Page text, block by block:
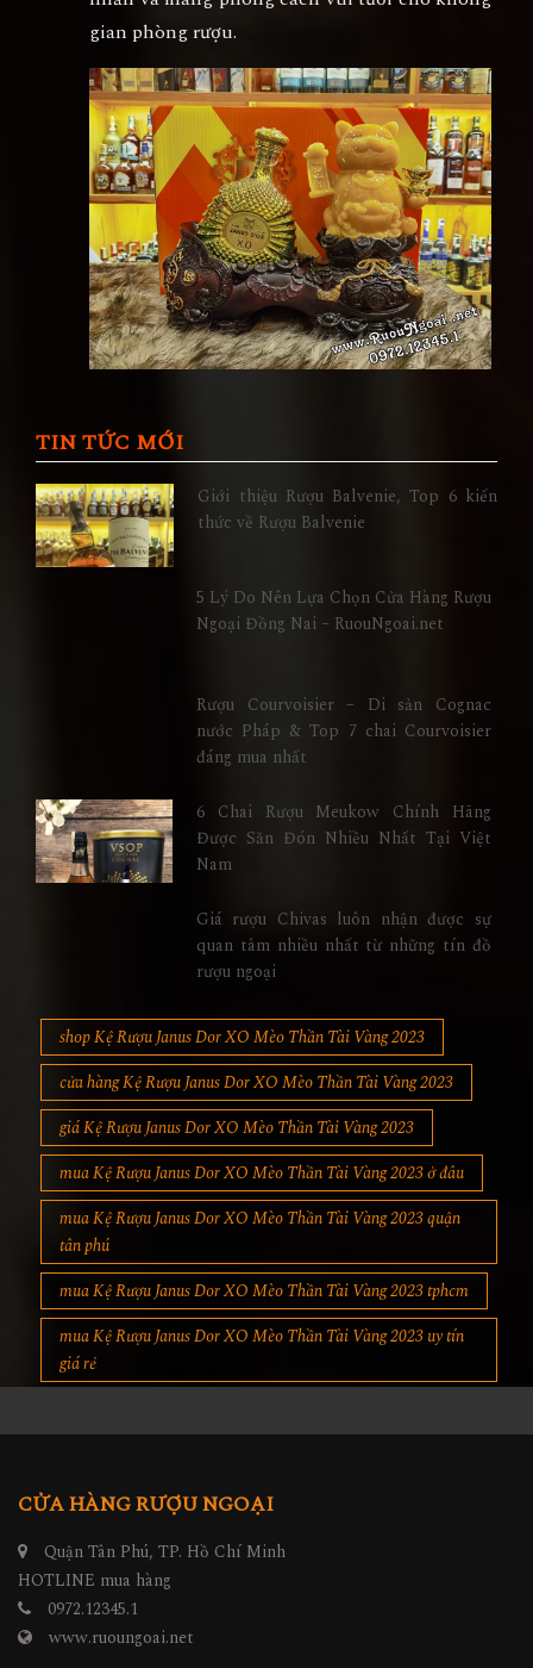
gian phòng rượu.
TIN TỨC MỚI
Giới thiệu Rượu Balvenie, Top 6 kiến
thức về Rượu Balvenie
5 Lý Do Nên Lựa Chọn Cửa Hàng Rượu
Ngoại Đồng Nai – RuouNgoai.net
Rượu Courvoisier – Di sản Cognac
nước Pháp & Top 7 chai Courvoisier
đáng mua nhất
6 Chai Rượu Meukow Chính Hãng
Được Săn Đón Nhiều Nhất Tại Việt
Nam
Giá rượu Chivas luôn nhận được sự
quan tâm nhiều nhất từ những tín đồ
rượu ngoại
shop Kệ Rượu Janus Dor XO Mèo Thần Tài Vàng 2023
cửa hàng Kệ Rượu Janus Dor XO Mèo Thần Tài Vàng 2023
giá Kệ Rượu Janus Dor XO Mèo Thần Tài Vàng 2023
mua Kệ Rượu Janus Dor XO Mèo Thần Tài Vàng 2023 ở đâu
mua Kệ Rượu Janus Dor XO Mèo Thần Tài Vàng 2023 quận
tân phú
mua Kệ Rượu Janus Dor XO Mèo Thần Tài Vàng 2023 tphcm
mua Kệ Rượu Janus Dor XO Mèo Thần Tài Vàng 2023 uy tín
giá rẻ
CỬA HÀNG RƯỢU NGOẠI
Quận Tân Phú, TP. Hồ Chí Minh
HOTLINE mua hàng
0972.12345.1
www.ruoungoai.net